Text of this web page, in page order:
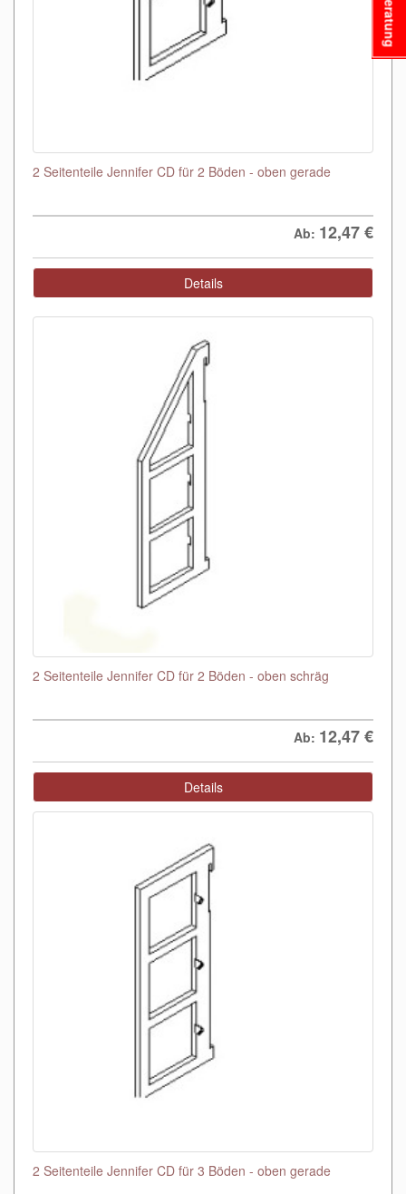
2 Seitenteile Jennifer CD für 2 Böden - oben gerade
Ab: 12,47€
Details
2 Seitenteile Jennifer CD für 2 Böden - oben schräg
Ab: 12,47€
Details
2 Seitenteile Jennifer CD für 3 Böden - oben gerade
Beratung